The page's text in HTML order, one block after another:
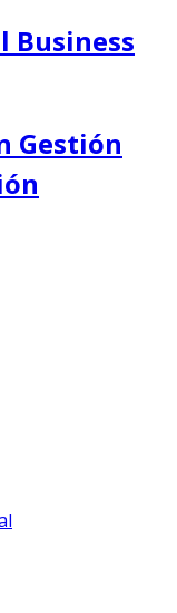
Gestión